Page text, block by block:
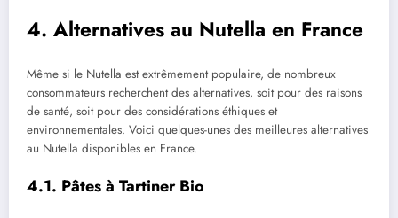
4. Alternatives au Nutella en France
Même si le Nutella est extrêmement populaire, de nombreux
consommateurs recherchent des alternatives, soit pour des raisons
de santé, soit pour des considérations éthiques et
environnementales. Voici quelques-unes des meilleures alternatives
au Nutella disponibles en France.
4.1. Pâtes à Tartiner Bio